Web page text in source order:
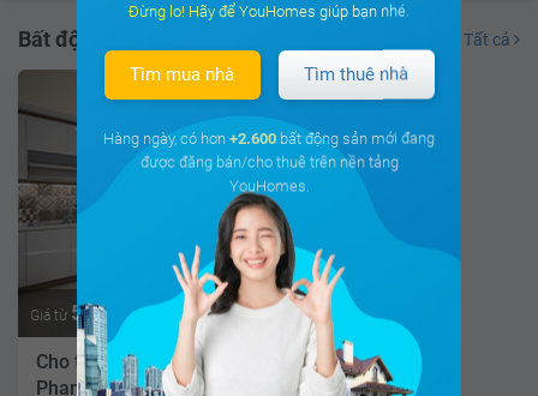
Bất động sản đang cho thuê Tất cả
Giá từ 5.1 triệu Thương lượng
Cho thuê căn hộ chung cư Vincom Center
Phạm Ngọc Thạch
Đừng lo! Hãy để YouHomes giúp bạn nhé.
Tìm mua nhà Tìm thuê nhà
Hàng ngày, có hơn +2.600 bất động sản mới đang
được đăng bán/cho thuê trên nền tảng
YouHomes.